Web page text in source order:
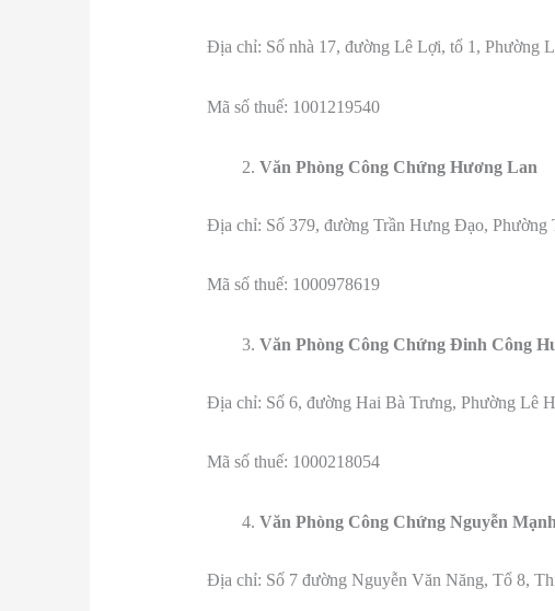
Địa chỉ: Số nhà 17, đường Lê Lợi, tổ 1, Phường
Mã số thuế: 1001219540
Văn Phòng Công Chứng Hương Lan
Địa chỉ: Số 379, đường Trần Hưng Đạo,
Mã số thuế: 1000978619
Văn Phòng Công Chứng Đinh Công
Địa chỉ: Số 6, đường Hai Bà Trưng, Phường Lê
Mã số thuế: 1000218054
Văn Phòng Công Chứng Nguyễn
Địa chỉ: Số 7 đường Nguyễn Văn Năng, Tổ 8,